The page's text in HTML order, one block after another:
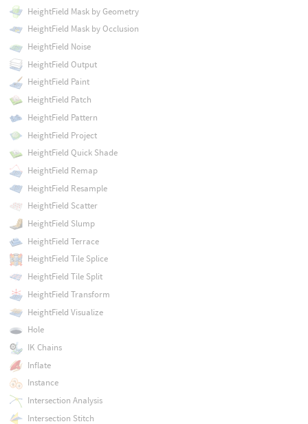
HeightField Mask by Geometry
HeightField Mask by Occlusion
HeightField Noise
HeightField Output
HeightField Paint
HeightField Patch
HeightField Pattern
HeightField Project
HeightField Quick Shade
HeightField Remap
HeightField Resample
HeightField Scatter
HeightField Slump
HeightField Terrace
HeightField Tile Splice
HeightField Tile Split
HeightField Transform
HeightField Visualize
Hole
IK Chains
Inflate
Instance
Intersection Analysis
Intersection Stitch